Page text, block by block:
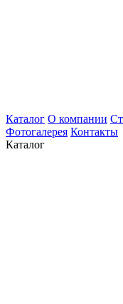
Каталог О компании
Фотогалерея Контакты
Каталог